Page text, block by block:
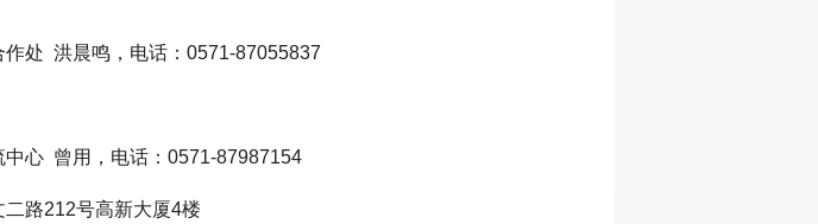
作处 洪晨鸣，电话：0571-87055837
中心 曾用，电话：0571-87987154
路212号高新大厦4楼